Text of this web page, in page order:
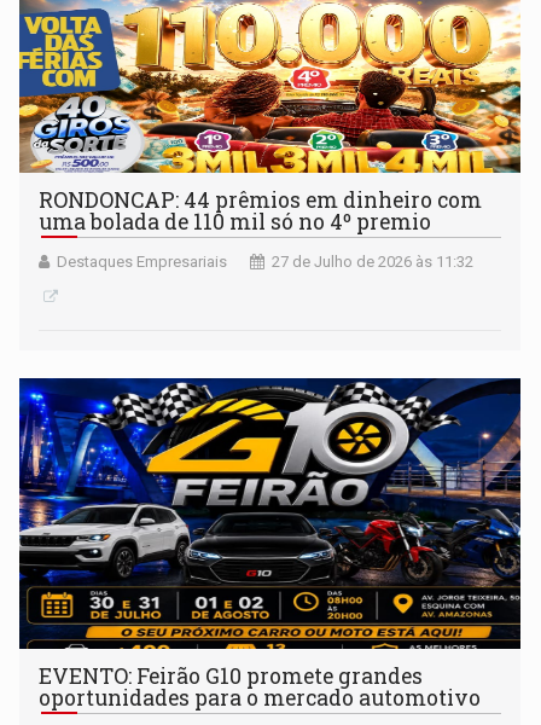
RONDONCAP: 44 prêmios em dinheiro com
uma bolada de 110 mil só no 4º premio
Destaques Empresariais 27 de Julho de 2026 às 11:32
EVENTO: Feirão G10 promete grandes
oportunidades para o mercado automotivo